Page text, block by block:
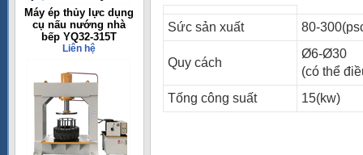
Máy ép thủy lực dụng
cụ nấu nướng nhà
bếp YQ32-315T
Liên hệ
Sức sản xuất 80-
Quy cách
Ø6-Ø30
(có thể
Tống công suất
15(kw)